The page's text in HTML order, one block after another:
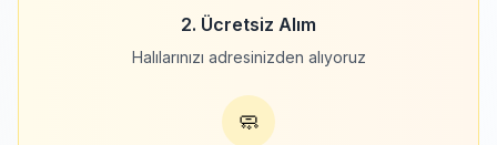
2. Ücretsiz Alım
Halılarınızı adresinizden alıyoruz
🧼